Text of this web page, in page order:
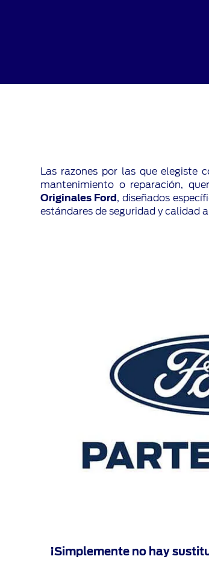
Las razones por las que elegiste
mantenimiento o reparación,
Originales Ford, diseñados
estándares de seguridad y calidad
¡Simplemente no hay